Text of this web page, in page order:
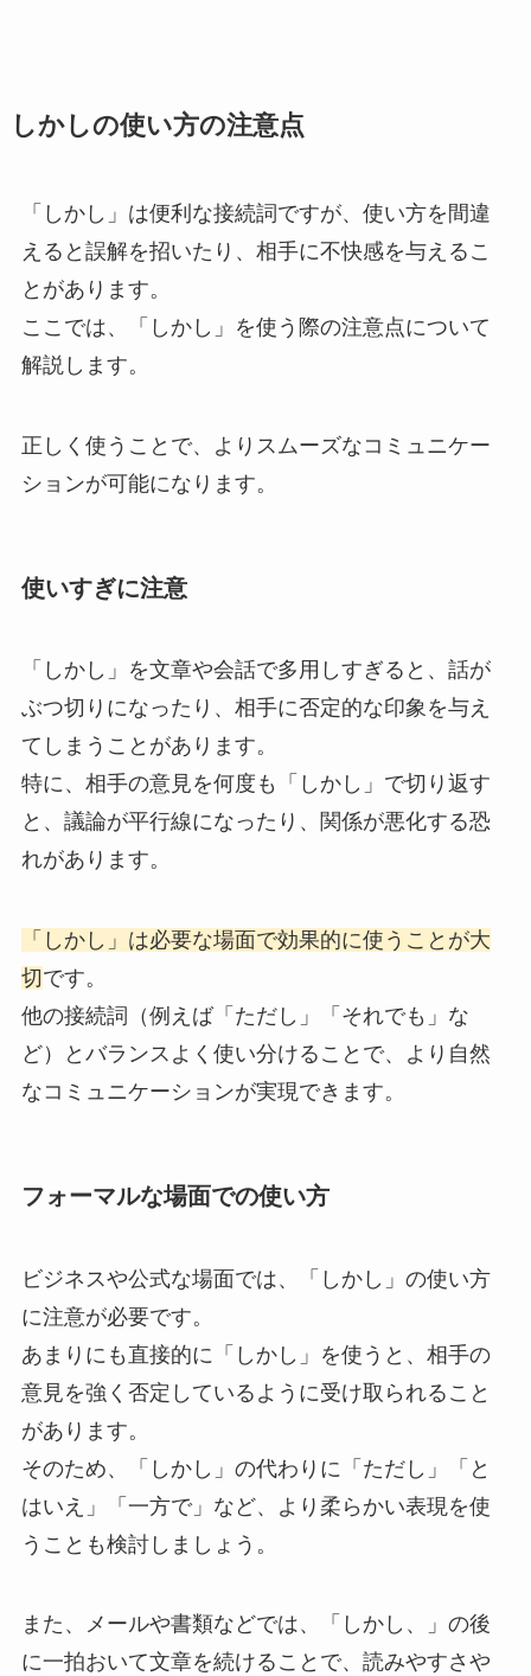
しかしの使い方の注意点
「しかし」は便利な接続詞ですが、使い方を間違
えると誤解を招いたり、相手に不快感を与えるこ
とがあります。
ここでは、「しかし」を使う際の注意点について
解説します。
正しく使うことで、よりスムーズなコミュニケー
ションが可能になります。
使いすぎに注意
「しかし」を文章や会話で多用しすぎると、話が
ぶつ切りになったり、相手に否定的な印象を与え
てしまうことがあります。
特に、相手の意見を何度も「しかし」で切り返す
と、議論が平行線になったり、関係が悪化する恐
れがあります。
「しかし」は必要な場面で効果的に使うことが大
切 です。
他の接続詞（例えば「ただし」「それでも」な
ど）とバランスよく使い分けることで、より自然
なコミュニケーションが実現できます。
フォーマルな場面での使い方
ビジネスや公式な場面では、「しかし」の使い方
に注意が必要です。
あまりにも直接的に「しかし」を使うと、相手の
意見を強く否定しているように受け取られること
があります。
そのため、「しかし」の代わりに「ただし」「と
はいえ」「一方で」など、より柔らかい表現を使
うことも検討しましょう。
また、メールや書類などでは、「しかし、」の後
に一拍おいて文章を続けることで、読みやすさや